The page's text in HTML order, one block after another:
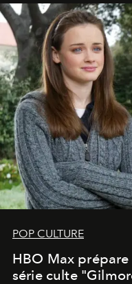
POP CULTURE
HBO Max
série culte